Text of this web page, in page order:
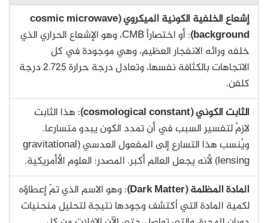
إشعاع الخلفية الكونية الميكروي (cosmic microwave
background)
: أو اختصاراً CMB، وهو الإشعاع الحراري الذي
خلفه ورائه الانفجار العظيم، وهي موجودة في كل
الاتجاهات بالكثافة نفسها، وتعادل درجة حرارة 2.725 درجة
كلفن.
الثابت الكوني (cosmological constant)
: هذا الثابت
لازمٌ لتفسير السبب في أن تمدد الكون يبدو متسارعا.
ويُنسب هذا التسارع إلى المفعول العدسي (gravitational
lensing) لأنه يجعل العالم أكبر. المصدر: العلوم الأأمريكية.
المادة المظلمة (Dark Matter)
: وهو الاسم الذي تمّ إعطاؤه
لكمية المادة التي اُكتشف وجودها نتيجة لتحليل منحنيات